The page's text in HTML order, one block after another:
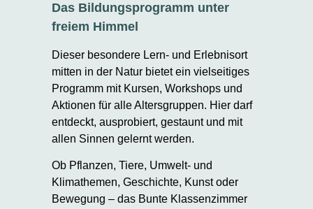
Das Bildungsprogramm unter
freiem Himmel
Dieser besondere Lern- und Erlebnisort
mitten in der Natur bietet ein vielseitiges
Programm mit Kursen, Workshops und
Aktionen für alle Altersgruppen. Hier darf
entdeckt, ausprobiert, gestaunt und mit
allen Sinnen gelernt werden.
Ob Pflanzen, Tiere, Umwelt- und
Klimathemen, Geschichte, Kunst oder
Bewegung – das Bunte Klassenzimmer